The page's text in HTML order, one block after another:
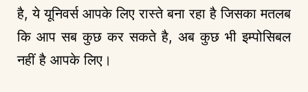
है, ये यूनिवर्स आपके लिए रास्ते बना रहा है जिसका मतलब
कि आप सब कुछ कर सकते है, अब कुछ भी इम्पोसिबल
नहीं है आपके लिए।